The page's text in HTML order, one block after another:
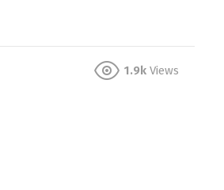
1.9k Views